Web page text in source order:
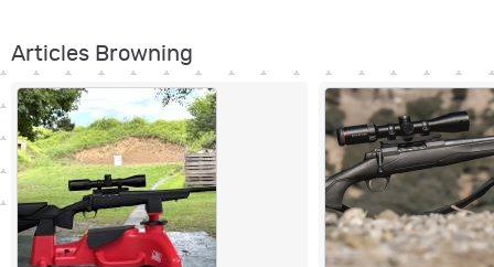
Articles Browning